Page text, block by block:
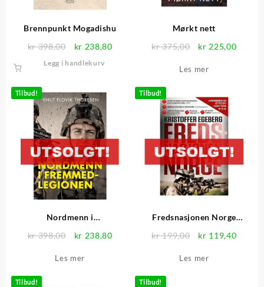
Brennpunkt Mogadishu
kr398,00
Opprinnelig
pris
kr 238,80Nåværende
Legg i handlekurv
Mørkt nett
kr375,00
Opprinnelig
var:
kr 225,00
Les mer
Tilbud!
Nordmenn i
kr398,00
Opprinnelig
var:
kr 238,80Nåværende
Les mer
Tilbud!
Fredsnasjonen Norge
kr199,00
Opprinnelig
var:
kr 119,40
Les mer
Tilbud! Tilbud!